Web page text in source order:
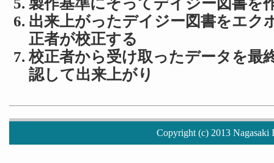
製作基準にそってデイジー図書を
出来上がったデイジー図書をエク
正者が校正する
校正者から受け取ったデータを最
認して出来上がり
Copyright (c) 2013 Nagasaki